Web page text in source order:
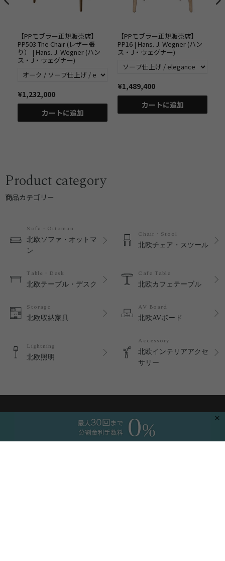
×
【PPモブラー正規販売店】
PP503 The Chair (レザー張
り） | Hans. J. Wegner (ハン
ス・J・ウェグナー)
¥1,232,000
カートに追加
【PPモブラー正規販売店】
PP16 | Hans. J. Wegner (ハン
ス・J・ウェグナー)
¥1,489,400
カートに追加
Product category
商品カテゴリー
Sofa・Ottoman
北欧ソファ・オットマ
ン
Chair・Stool
北欧チェア・スツール
Table・Desk
北欧テーブル・デスク
Cafe Table
北欧カフェテーブル
Storage
北欧収納家具
AV Board
北欧AVボード
Lightning
北欧照明
Accessory
北欧インテリアアクセ
サリー
ショッピングガイド
新規会員登録